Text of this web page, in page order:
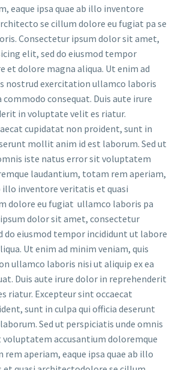
eaque ipsa quae ab illo inventore
se cillum dolore eu fugiat pa se
Consectetur ipsum dolor sit amet,
elit, sed do eiusmod tempor
et dolore magna aliqua. Ut enim ad
nostrud exercitation ullamco laboris
commodo consequat. Duis aute irure
in voluptate velit es riatur.
cupidatat non proident, sunt in
mollit anim id est laborum. Sed ut
iste natus error sit voluptatem
laudantium, totam rem aperiam,
illo inventore veritatis et quasi
dolore eu fugiat ullamco laboris pa
dolor sit amet, consectetur
do eiusmod tempor incididunt ut labore
Ut enim ad minim veniam, quis
ullamco laboris nisi ut aliquip ex ea
Duis aute irure dolor in reprehenderit
riatur. Excepteur sint occaecat
sunt in culpa qui officia deserunt
Sed ut perspiciatis unde omnis
accusantium doloremque
aperiam, eaque ipsa quae ab illo